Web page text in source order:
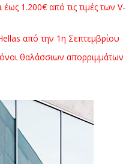
1.200€ από τις τιμές των V-
από την 1η Σεπτεμβρίου
θαλάσσιων απορριμμάτων